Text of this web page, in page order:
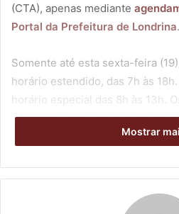
(CTA), apenas mediante
Portal da Prefeitura de Londrina.
Somente até esta sexta-feira
horário estendido, das 7h às
horário especial das 8h às 13h.
respeitam intervalo mínimo de
outro atendimento, e todas as
As atividades integram a
Mostrar